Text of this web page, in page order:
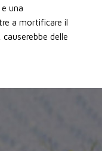
una
a mortificare il
delle